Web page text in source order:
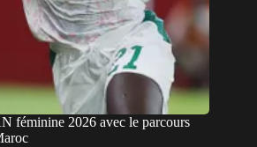
féminine 2026 avec le parcours